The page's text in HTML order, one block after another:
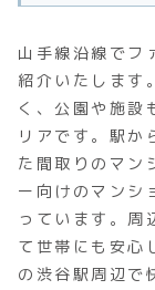
山手線沿線でフ
紹介いたします
く、公園や施設
リアです。駅か
た間取りのマン
ー向けのマンシ
っています。周
て世帯にも安心
の渋谷駅周辺で